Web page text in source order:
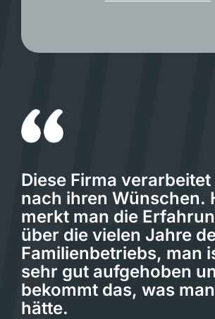
Diese Firma verarbeitet
nach ihren Wünschen.
merkt man die
über die vielen Jahre
Familienbetriebs, man
sehr gut aufgehoben
bekommt das, was
hätte.